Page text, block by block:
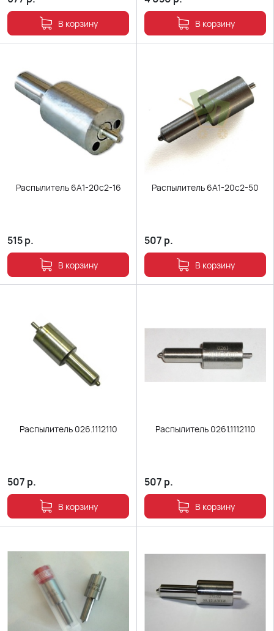
В корзину В корзину
Распылитель 6А1-20с2-16
515р.
В корзину
Распылитель 6А1-20с2-50
507 р.
В корзину
Распылитель 026.1112110
507 р.
В корзину
Распылитель 0261.1112110
507 р.
В корзину